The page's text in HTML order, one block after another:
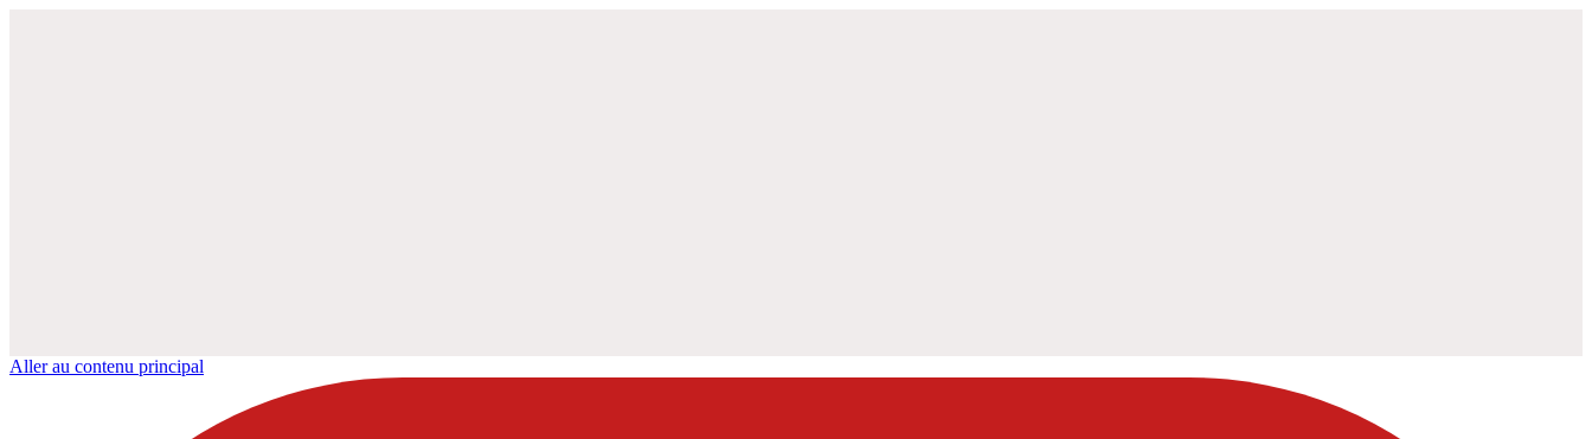
Aller au contenu principal